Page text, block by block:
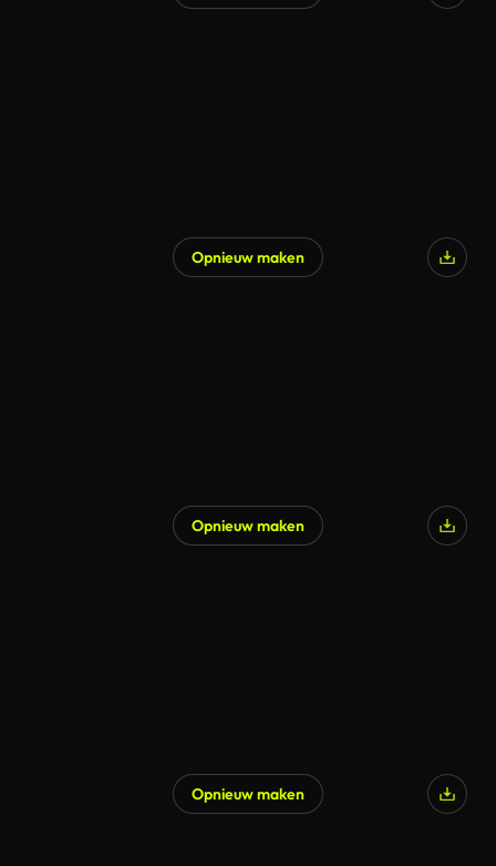
Opnieuw maken
Opnieuw maken
Opnieuw maken